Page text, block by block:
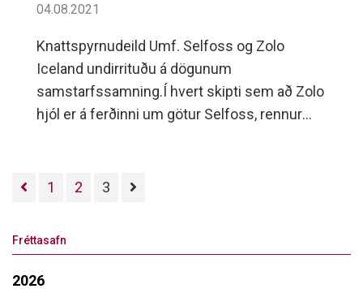
04.08.2021
Knattspyrnudeild Umf. Selfoss og Zolo
Iceland undirrituðu á dögunum
samstarfssamning.Í hvert skipti sem að Zolo
hjól er á ferðinni um götur Selfoss, rennur
umhverfisvænn kostur til að ferðast fljótt og
sem tekin var við undirritun samningsins.
1 2 3
Fréttasafn
2026